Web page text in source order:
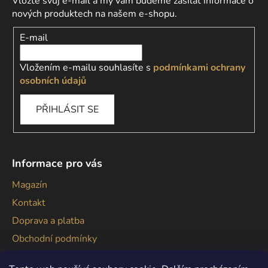
nových produktech na našem e-shopu.
E-mail
Vložením e-mailu souhlasíte s podmínkami ochrany
osobních údajů
PŘIHLÁSIT SE
Informace pro vás
Magazín
Kontakt
Doprava a platba
Obchodní podmínky